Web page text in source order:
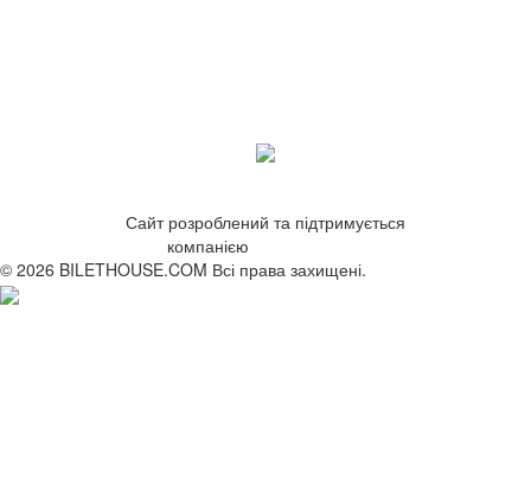
Сайт розроблений та підтримується
компанією
© 2026 BILETHOUSE.COM Всі права захищені.